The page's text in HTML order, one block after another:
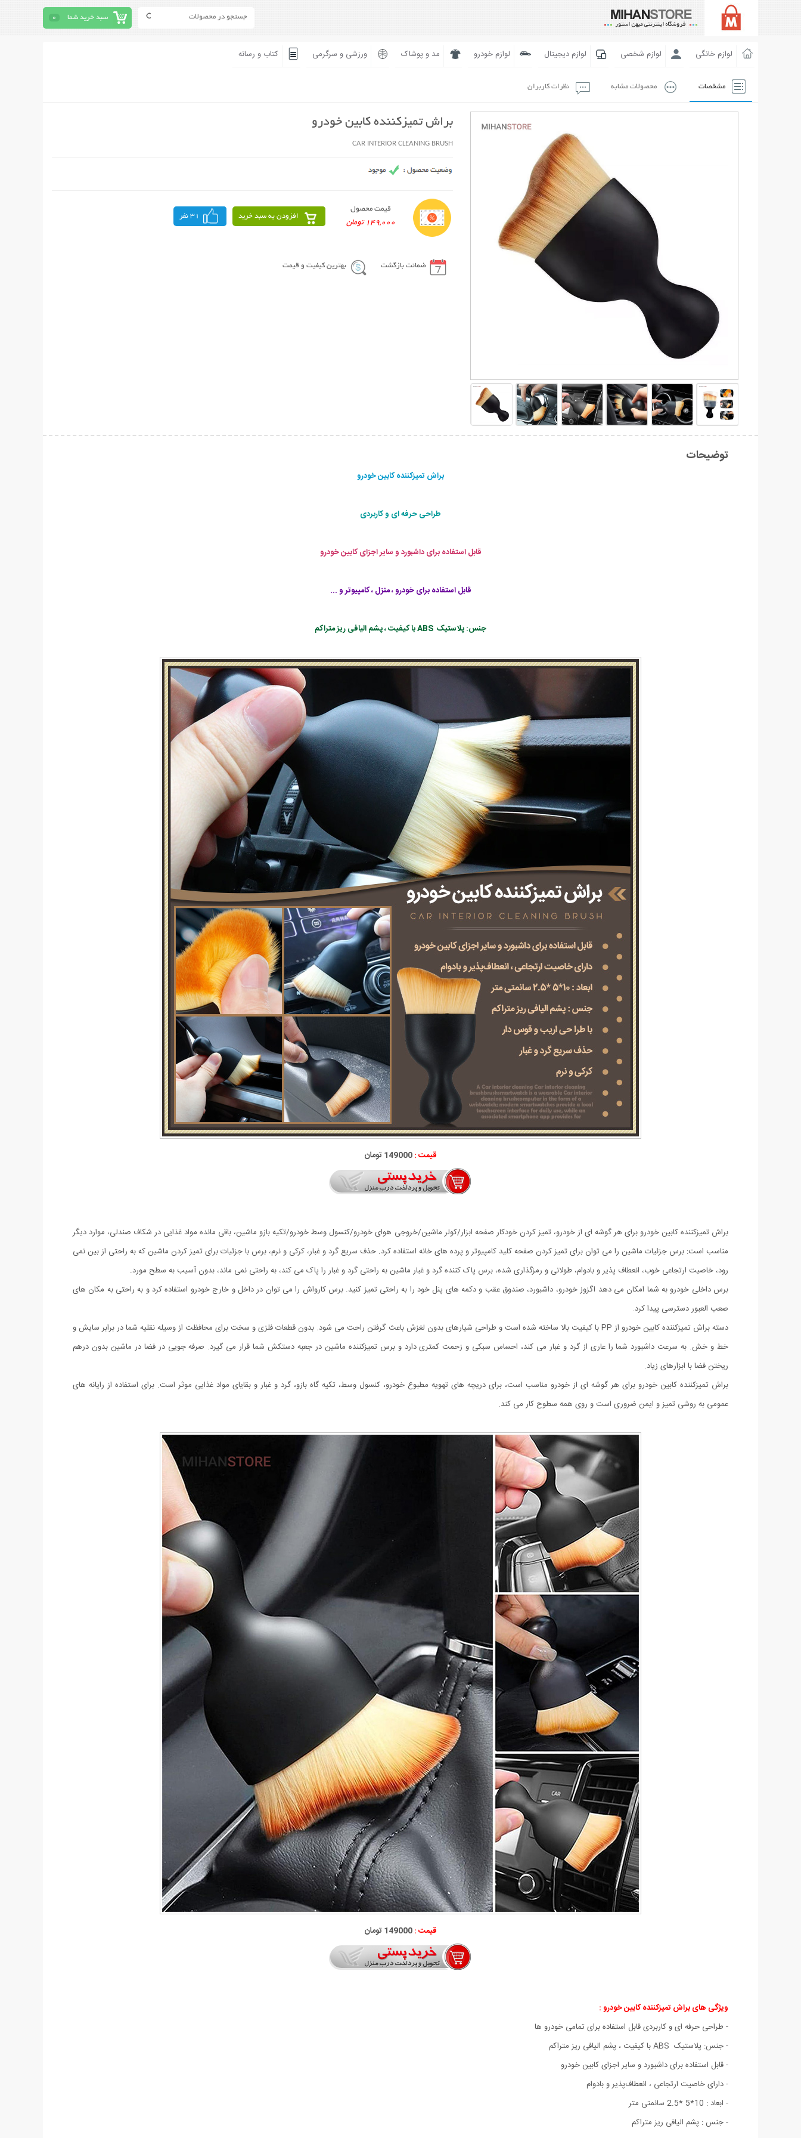
سبد خرید شما 0
لوازم خانگی لوازم شخصی لوازم دیجیتال لوازم خودرو مد و پوشاک ورزشی و سرگرمی کتاب و رسانه
مشخصات محصولات مشابه نظرات کاربران
براش تمیزکننده کابین خودرو
CAR INTERIOR CLEANING BRUSH
قیمت محصول
149,000 تومان
افزودن به سبد خرید 31 نفر
ضمانت بازگشت بهترین کیفیت و قیمت
توضیحات
براش تمیزکننده کابین خودرو
طراحی حرفه ای و کاربردی
قابل استفاده برای داشبورد و سایر اجزای کابین خودرو
قابل استفاده برای خودرو ، منزل ، کامپیوتر و ...
جنس: پلاستیک ABS با کیفیت ، پشم الیافی ریز متراکم
قیمت :149000 تومان
براش تمیزکننده کابین خودرو برای هر گوشه ای از خودرو، تمیز کردن خودکار صفحه ابزار/کولر ماشین/خروجی هوای خودرو/کنسول وسط خودرو/تکیه بازو ماشین، باقی مانده مواد غذایی در شکاف صندلی، موارد دیگر
مناسب است: برس جزئیات ماشین را می توان برای تمیز کردن صفحه کلید کامپیوتر و پرده های خانه استفاده کرد. حذف سریع گرد و غبار، کرکی و نرم، برس با جزئیات برای تمیز کردن ماشین که به راحتی از بین نمی
رود، خاصیت ارتجاعی خوب، انعطاف پذیر و بادوام، طولانی و رمزگذاری شده، برس پاک کننده گرد و غبار ماشین به راحتی گرد و غبار را پاک می کند، به راحتی نمی ماند، بدون آسیب به سطح مورد.
برس داخلی خودرو به شما امکان می دهد اگزوز خودرو، داشبورد، صندوق عقب و دکمه های پنل خود را به راحتی تمیز کنید. برس کارواش را می توان در داخل و خارج خودرو استفاده کرد و به راحتی به مکان های
صعب العبور دسترسی پیدا کرد.
دسته براش تمیزکننده کابین خودرو از PP با کیفیت بالا ساخته شده است و طراحی شیارهای بدون لغزش باعث گرفتن راحت می شود. بدون قطعات فلزی و سخت برای محافظت از وسیله نقلیه شما در برابر سایش و
خط و خش. به سرعت داشبورد شما را عاری از گرد و غبار می کند، احساس سبکی و زحمت کمتری دارد و برس تمیزکننده ماشین در جعبه دستکش شما قرار می گیرد. صرفه جویی در فضا در ماشین بدون درهم
ریختن فضا با ابزارهای زیاد.
براش تمیزکننده کابین خودرو برای هر گوشه ای از خودرو مناسب است، برای دریچه های تهویه مطبوع خودرو، کنسول وسط، تکیه گاه بازو، گرد و غبار و بقایای مواد غذایی موثر است. برای استفاده از رایانه های
عمومی به روشی تمیز و ایمن ضروری است و روی همه سطوح کار می کند.
قیمت :149000 تومان
ویژگی های براش تمیزکننده کابین خودرو :
- طراحی حرفه ای و کاربردی قابل استفاده برای تمامی خودرو ها
- جنس: پلاستیک ABS با کیفیت ، پشم الیافی ریز متراکم
- قابل استفاده برای داشبورد و سایر اجزای کابین خودرو
- دارای خاصیت ارتجاعی ، انعطاف‌پذیر و بادوام
- ابعاد : 10*5 *2.5 سانمتی متر
- جنس : پشم الیافی ریز متراکم